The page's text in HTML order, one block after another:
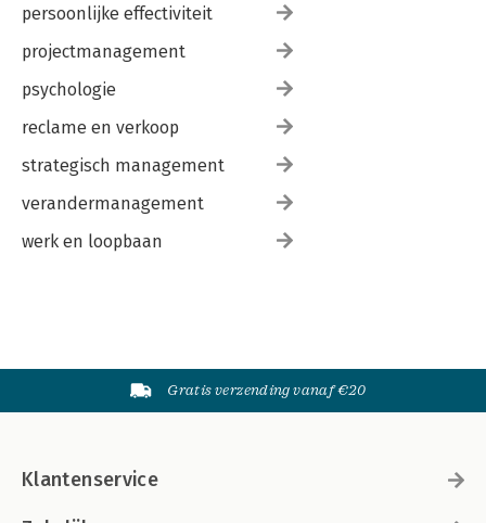
persoonlijke effectiviteit
projectmanagement
psychologie
reclame en verkoop
strategisch management
verandermanagement
werk en loopbaan
Gratis verzending vanaf €20
Klantenservice